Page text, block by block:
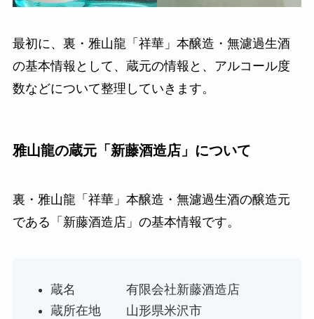
最初に、裏・雅山龍「祥華」本醸造・無濾過生酒
の基本情報として、蔵元の情報と、アルコール度
数などについて整理していきます。
雅山龍の蔵元「新藤酒造店」について
裏・雅山龍「祥華」本醸造・無濾過生酒の醸造元
である「新藤酒造店」の基本情報です。
蔵名 有限会社新藤酒造店
蔵所在地 山形県米沢市